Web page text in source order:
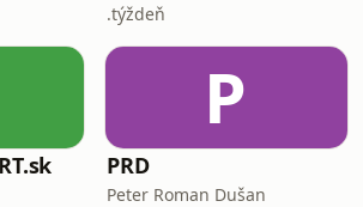
.týždeň
P
PRD
Peter Roman Dušan